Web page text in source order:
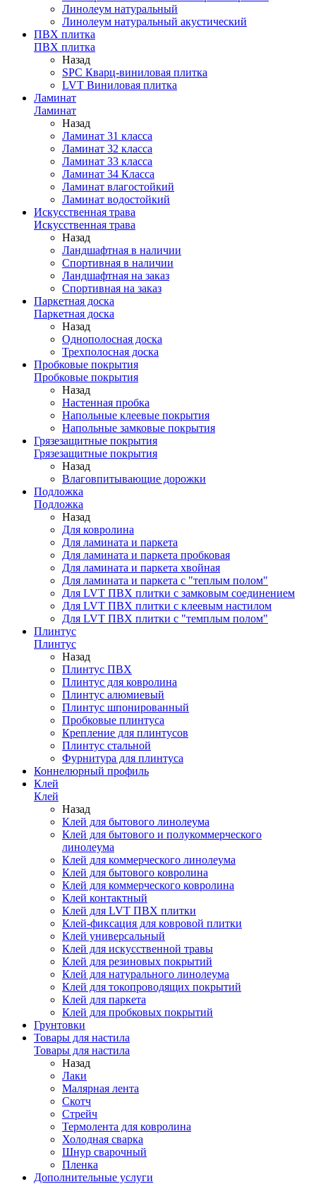
Линолеум натуральный
Линолеум натуральный акустический
ПВХ плитка
ПВХ плитка
Назад
SPC Кварц-виниловая плитка
LVT Виниловая плитка
Ламинат
Ламинат
Назад
Ламинат 31 класса
Ламинат 32 класса
Ламинат 33 класса
Ламинат 34 Класса
Ламинат влагостойкий
Ламинат водостойкий
Искусственная трава
Искусственная трава
Назад
Ландшафтная в наличии
Спортивная в наличии
Ландшафтная на заказ
Спортивная на заказ
Паркетная доска
Паркетная доска
Назад
Однополосная доска
Трехполосная доска
Пробковые покрытия
Пробковые покрытия
Назад
Настенная пробка
Напольные клеевые покрытия
Напольные замковые покрытия
Грязезащитные покрытия
Грязезащитные покрытия
Назад
Влаговпитывающие дорожки
Подложка
Подложка
Назад
Для ковролина
Для ламината и паркета
Для ламината и паркета пробковая
Для ламината и паркета хвойная
Для ламината и паркета с "теплым полом"
Для LVT ПВХ плитки с замковым соединением
Для LVT ПВХ плитки с клеевым настилом
Для LVT ПВХ плитки с "темплым полом"
Плинтус
Плинтус
Назад
Плинтус ПВХ
Плинтус для ковролина
Плинтус алюмиевый
Плинтус шпонированный
Пробковые плинтуса
Крепление для плинтусов
Плинтус стальной
Фурнитура для плинтуса
Коннелюрный профиль
Клей
Клей
Назад
Клей для бытового линолеума
Клей для бытового и полукоммерческого
линолеума
Клей для коммерческого линолеума
Клей для бытового ковролина
Клей для коммерческого ковролина
Клей контактный
Клей для LVT ПВХ плитки
Клей-фиксация для ковровой плитки
Клей универсальный
Клей для искусственной травы
Клей для резиновых покрытий
Клей для натурального линолеума
Клей для токопроводящих покрытий
Клей для паркета
Клей для пробковых покрытий
Грунтовки
Товары для настила
Товары для настила
Назад
Лаки
Малярная лента
Скотч
Стрейч
Термолента для ковролина
Холодная сварка
Шнур сварочный
Пленка
Дополнительные услуги